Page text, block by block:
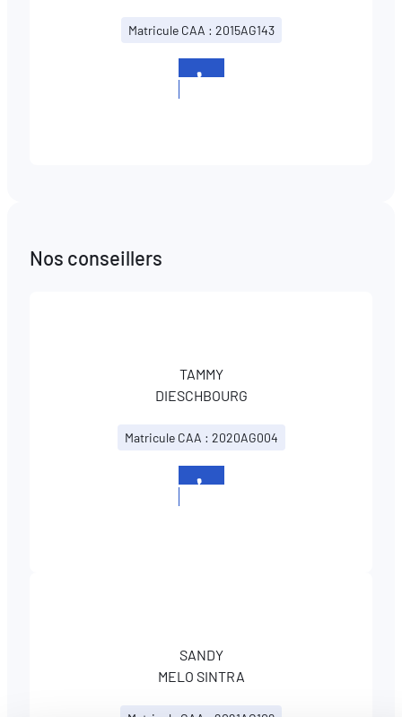
Matricule CAA : 2015AG143
Nos conseillers
TAMMY
DIESCHBOURG
Matricule CAA : 2020AG004
SANDY
MELO SINTRA